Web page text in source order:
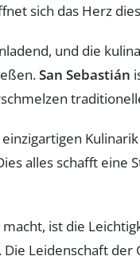
sich das Herz
und die
San Sebastián
alles schafft
ist die
Leidenschaft